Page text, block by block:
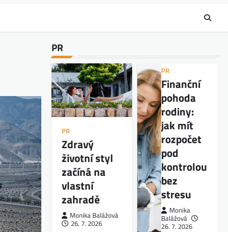
PR
PR
Zdravý
životní styl
začíná na
vlastní
zahradě
Monika Balážová
26. 7. 2026
PR
Finanční
pohoda
rodiny:
jak mít
rozpočet
pod
kontrolou
bez
stresu
Monika
Balážová
26. 7. 2026